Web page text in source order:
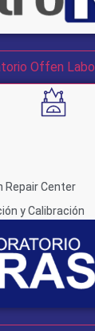
Offen
Repair Center
y Calibración